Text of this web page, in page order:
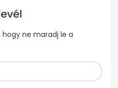
hogy ne maradj le a